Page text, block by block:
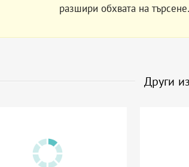
разшири обхвата на търсене.
Други